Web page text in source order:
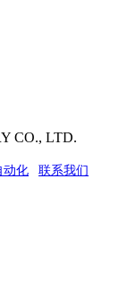
CO., LTD.
动化 联系我们